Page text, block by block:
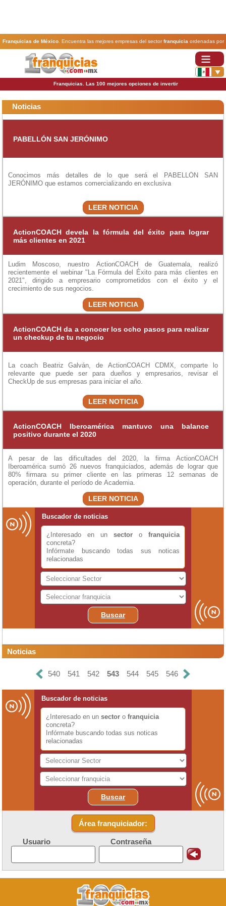
Franquicias de México. Encuentra las mejores empresas del sectorfranquicia ordenadas por
actividad. En www.100franquicias.com.mx encontrarás las más rentables, baratas y
Franquicias. Las 100 mejores opciones de invertir
Noticias
PABELLÓN SAN JERÓNIMO
Conocimos más detalles de lo que será el PABELLÓN SAN
JERÓNIMO que estamos comercializando en exclusiva
LEER NOTICIA
ActionCOACH devela la fórmula del éxito para lograr
más clientes en 2021
Ludim Moscoso, nuestro ActionCOACH de Guatemala, realizó
recientemente el webinar "La Fórmula del Éxito para más clientes en
2021", dirigido a empresario comprometidos con el éxito y el
crecimiento de sus negocios.
LEER NOTICIA
ActionCOACH da a conocer los ocho pasos para realizar
un checkup de tu negocio
La coach Beatriz Galván, de ActionCOACH CDMX, comparte lo
relevante que puede ser para dueños y empresarios, revisar el
CheckUp de sus empresas para iniciar el año.
LEER NOTICIA
ActionCOACH Iberoamérica mantuvo una balance
positivo durante el 2020
A pesar de las dificultades del 2020, la firma ActionCOACH
Iberoamérica sumó 26 nuevos franquiciados, además de lograr que
80% firmara su primer cliente en las primeras 12 semanas de
operación, durante el período de Academia.
LEER NOTICIA
Buscador de noticias
¿Interesado en un sector o franquicia
concreta?
Infórmate buscando todas sus noticas
relacionadas
Buscar
Noticias
540 541 542 543 544 545 546
Buscador de noticias
¿Interesado en un sector o franquicia
concreta?
Infórmate buscando todas sus noticas
relacionadas
Buscar
Área franquiciador:
Usuario Contraseña